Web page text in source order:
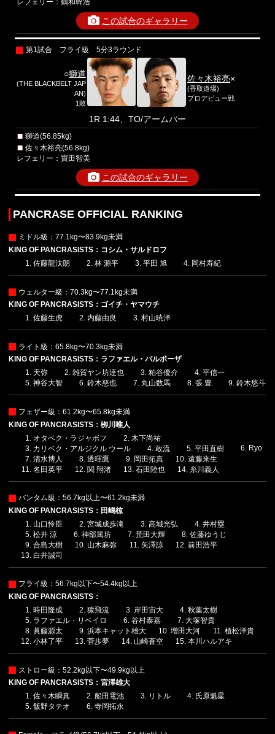
レフェリー：鶴和幹浩
この試合のギャラリー
第1試合 フライ級 5分3ラウンド
○獅道
(THE BLACKBELT JAP
AN)
1敗
佐々木裕亮×
(香取道場)
プロデビュー戦
1R 1:44、TO/アームバー
獅道(56.85kg)
佐々木裕亮(56.8kg)
レフェリー：寶田智美
この試合のギャラリー
PANCRASE OFFICIAL RANKING
ミドル級：77.1kg〜83.9kg未満
KING OF PANCRASISTS：コシム・サルドロフ
佐藤龍汰朗
林 源平 平田 旭 岡村寿紀
ウェルター級：70.3kg〜77.1kg未満
KING OF PANCRASISTS：ゴイチ・ヤマウチ
佐藤生虎
内藤由良 村山暁洋
ライト級：65.8kg〜70.3kg未満
KING OF PANCRASISTS：ラファエル・バルボーザ
天弥
雑賀ヤン坊達也 粕谷優介
平信一
神谷大智
鈴木慈也 丸山数馬 張 豊 鈴木悠斗
フェザー級：61.2kg〜65.8kg未満
KING OF PANCRASISTS：栁川唯人
オタベク・ラジャボフ
木下尚祐
カリベク・アルジクル ウール
敢流 平田直樹
Ryo
清水博人
透暉鷹 岡田拓真
遠藤来生
名田英平
関 翔渚 石田陸也 糸川義人
バンタム級：56.7kg以上〜61.2kg未満
KING OF PANCRASISTS：田嶋椋
山口怜臣
宮城成歩滝 高城光弘
井村塁
松井 涼
神部篤坊 荒田大輝
佐藤ゆうじ
合島大樹
山木麻弥 矢澤諒
前田浩平
白井誠司
フライ級：56.7kg以下〜54.4kg以上
KING OF PANCRASISTS：
時田隆成
猿飛流 岸田宙大
秋葉太樹
ラファエル・リベイロ
谷村泰嘉
大塚智貴
眞藤源太
浜本キャット雄大 増田大河
植松洋貴
小林了平
菅歩夢 山崎蒼空 本川ハルアキ
ストロー級：52.2kg以下〜49.9kg以上
KING OF PANCRASISTS：宮澤雄大
佐々木瞬真
船田電池 リトル
氏原魁星
飯野タテオ
寺岡拓永